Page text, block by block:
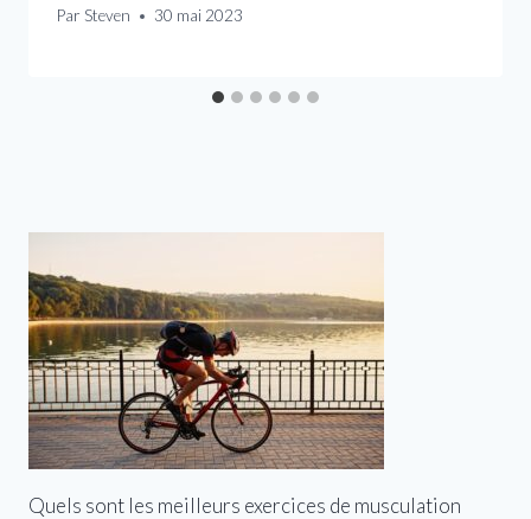
Par Steven 30 mai 2023
Quels sont les meilleurs exercices de musculation